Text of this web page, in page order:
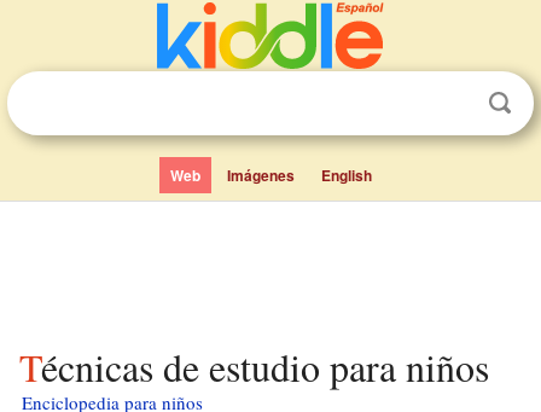
Web Imágenes English
Técnicas de estudio para niños
Enciclopedia para niños